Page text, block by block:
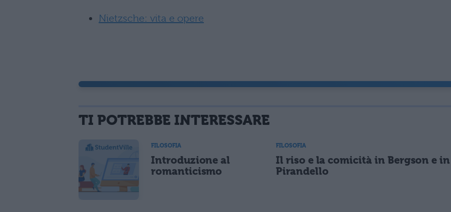
Nietzsche: vita e opere
TI POTREBBE INTERESSARE
FILOSOFIA
Introduzione al
romanticismo
FILOSOFIA
Il riso e la comicità in Bergson e in
Pirandello